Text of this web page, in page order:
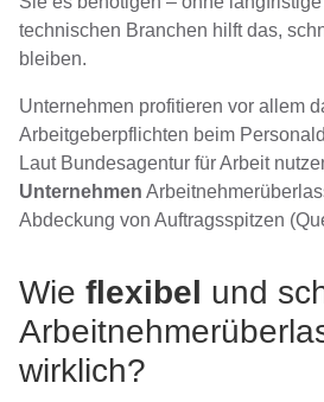
technischen Branchen hilft das,
bleiben.
Unternehmen profitieren vor allem
Arbeitgeberpflichten beim
Laut Bundesagentur für Arbeit
Unternehmen
Abdeckung von Auftragsspitzen
Wie flexibel und
wirklich?